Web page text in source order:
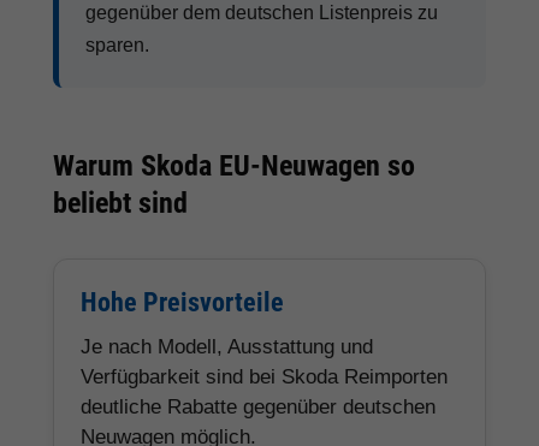
gegenüber dem deutschen Listenpreis zu
sparen.
Warum Skoda EU-Neuwagen so
beliebt sind
Hohe Preisvorteile
Je nach Modell, Ausstattung und
Verfügbarkeit sind bei Skoda Reimporten
deutliche Rabatte gegenüber deutschen
Neuwagen möglich.